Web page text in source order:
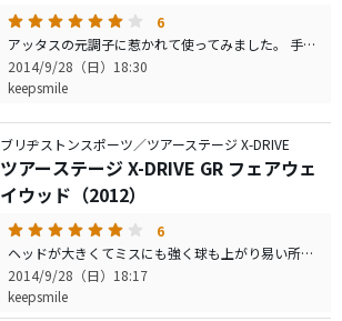
6
アッタスの元調子に惹かれて使ってみました。 手元の撓りは感じやすく、センター部分の剛性感で弾き飛ばしてくれる感じです。 個人的には飛距離性能は高いと思いました。 元調子のわりには、先端部も硬すぎるという感じではなく適度な硬さかと。 デザインはとても良いですね。
2014/9/28（日）18:30
keepsmile
ブリヂストンスポーツ／ツアーステージ X-DRIVE
ツアーステージ X-DRIVE GR フェアウェ
イウッド（2012）
6
ヘッドが大きくてミスにも強く球も上がり易い所謂イージーなフェアウエイウッドです。シャフトをアッタス３の７０ｇ台にして総重量３３８ｇにしてみました。重量・しなり感とも良い感じです。打感はバチンと弾く感じです。
2014/9/28（日）18:17
keepsmile